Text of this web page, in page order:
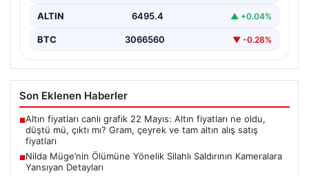
ALTIN 6495.4 ▲ +0.04%
BTC 3066560 ▼ -0.28%
Son Eklenen Haberler
■Altın fiyatları canlı grafik 22 Mayıs: Altın fiyatları ne oldu,
düştü mü, çıktı mı? Gram, çeyrek ve tam altın alış satış
fiyatları
■Nilda Müge’nin Ölümüne Yönelik Silahlı Saldırının Kameralara
Yansıyan Detayları